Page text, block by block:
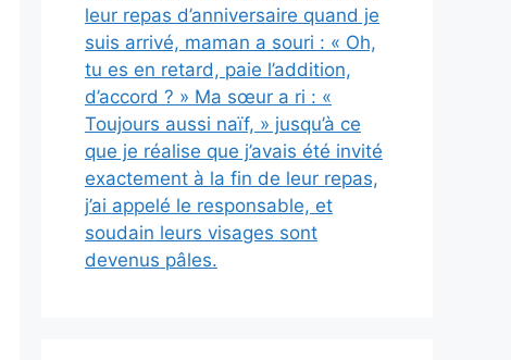
leur repas d’anniversaire quand je
suis arrivé, maman a souri : « Oh,
tu es en retard, paie l’addition,
d’accord ? » Ma sœur a ri : «
Toujours aussi naïf, » jusqu’à ce
que je réalise que j’avais été invité
exactement à la fin de leur repas,
j’ai appelé le responsable, et
soudain leurs visages sont
devenus pâles.